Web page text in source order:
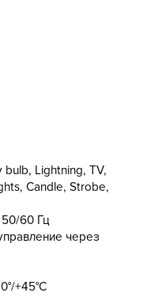
Lightning, TV,
Candle, Strobe,
60 Гц
через
+45°С